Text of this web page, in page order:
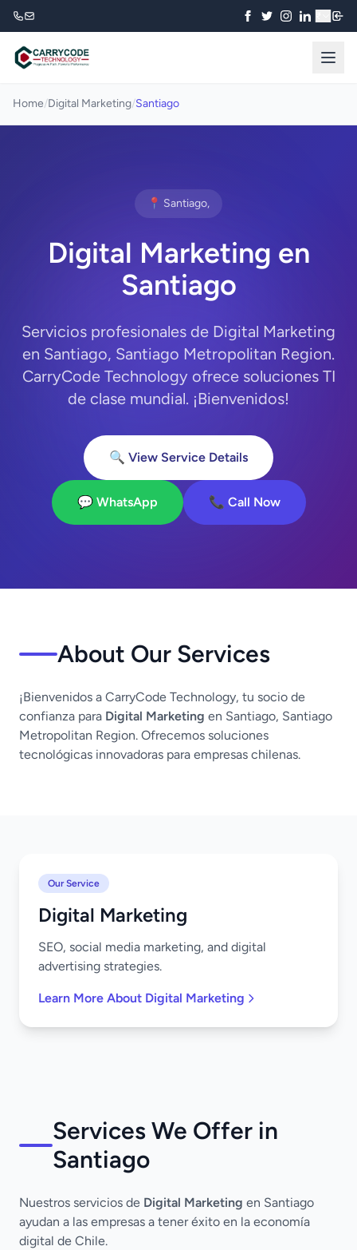
Home/Digital Marketing/Santiago
📍 Santiago,
Digital Marketing en
Santiago
Servicios profesionales de Digital Marketing
en Santiago, Santiago Metropolitan Region.
CarryCode Technology ofrece soluciones TI
de clase mundial. ¡Bienvenidos!
🔍 View Service Details
💬 WhatsApp 📞 Call Now
About Our Services
¡Bienvenidos a CarryCode Technology, tu socio de
confianza para Digital Marketing en Santiago, Santiago
Metropolitan Region. Ofrecemos soluciones
tecnológicas innovadoras para empresas chilenas.
Our Service
Digital Marketing
SEO, social media marketing, and digital
advertising strategies.
Learn More About Digital Marketing
Services We Offer in
Santiago
Nuestros servicios de Digital Marketing en Santiago
ayudan a las empresas a tener éxito en la economía
digital de Chile.